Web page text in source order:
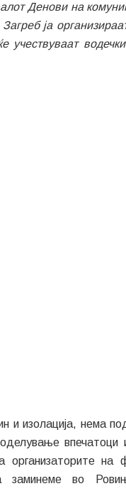
Денови на
ја
учествуваат
и изолација, нема
организаторите на
заминеме во